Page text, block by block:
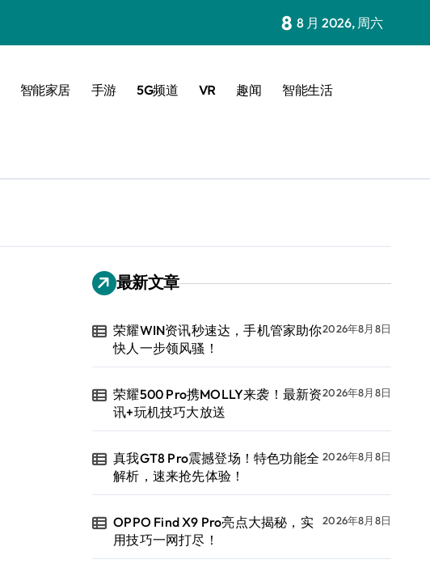
8 8 月 2026, 周六
智能家居 手游 5G频道 VR 趣闻 智能生活
最新文章
荣耀WIN资讯秒速达，手机管家助你
快人一步领风骚！
2026年8月8日
荣耀500 Pro携MOLLY来袭！最新资
讯+玩机技巧大放送
2026年8月8日
真我GT8 Pro震撼登场！特色功能全
解析，速来抢先体验！
2026年8月8日
OPPO Find X9 Pro亮点大揭秘，实
用技巧一网打尽！
2026年8月8日